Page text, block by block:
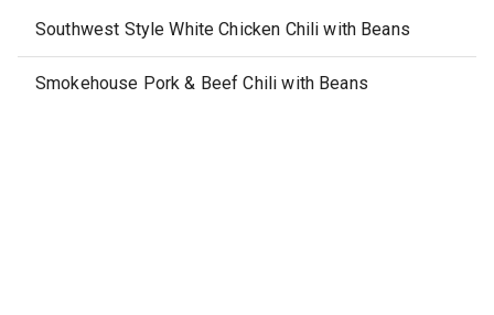
Southwest Style White Chicken Chili with Beans
Smokehouse Pork & Beef Chili with Beans